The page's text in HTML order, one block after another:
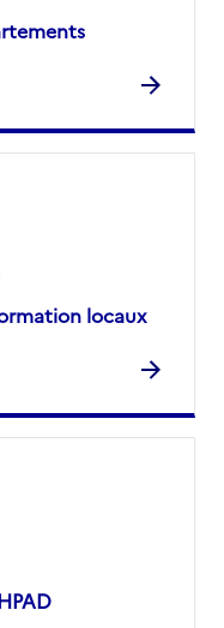
locaux